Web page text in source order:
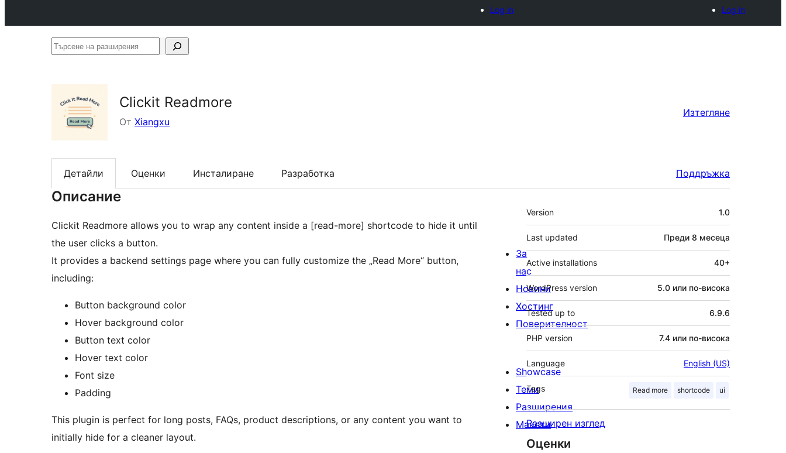
Log in
Log in
Търсене
Clickit Readmore
От Xiangxu
Изтегляне
Детайли Оценки Инсталиране Разработка Поддръжка
Описание
Clickit Readmore allows you to wrap any content inside a [read-more] shortcode to hide it until
the user clicks a button.
It provides a backend settings page where you can fully customize the „Read More“ button,
including:
Button background color
Hover background color
Button text color
Hover text color
Font size
Padding
This plugin is perfect for long posts, FAQs, product descriptions, or any content you want to
initially hide for a cleaner layout.
Мета
Version 1.0
Last updated Преди 8 месеца
Active installations 40+
WordPress version 5.0 или по-висока
Tested up to 6.9.6
PHP version 7.4 или по-висока
Language English (US)
Tags Read more shortcode ui
Разширен изглед
Оценки
За
нас
Новини
Хостинг
Поверителност
Showcase
Теми
Разширения
Макети